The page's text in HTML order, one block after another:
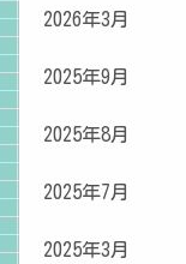
2026年3月
2025年9月
2025年8月
2025年7月
2025年3月